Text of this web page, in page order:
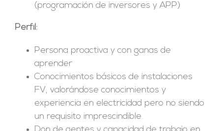
(programación de inversores y APP)
Perfil:
Persona proactiva y con ganas de
aprender
Conocimientos básicos de instalaciones
FV, valorándose conocimientos y
experiencia en electricidad pero no siendo
un requisito imprescindible.